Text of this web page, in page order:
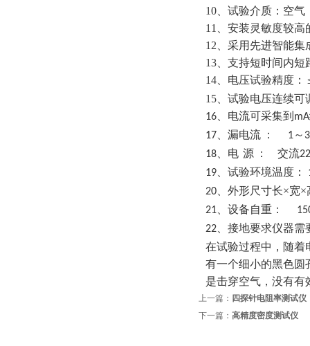
10 、试验介质：空气
11
、安装灵敏度较
12 、采用先进智能
13 、支持短时间内
14 、电压试验精度：
15 、试验电压连续可
16 、电流可采集到 mA
17 、漏电流 ： 1～
18 、电 源 ： 交流
19 、试验环境温度：
20 、外形尺寸长×宽×
21 、设备自重：
22 、接地要求仪器
在试验过程中，随着
有一个细小的黑色圆
是击穿空气，没有有
上一篇： 四探针电阻率测试仪
下一篇： 高精度密度测试仪